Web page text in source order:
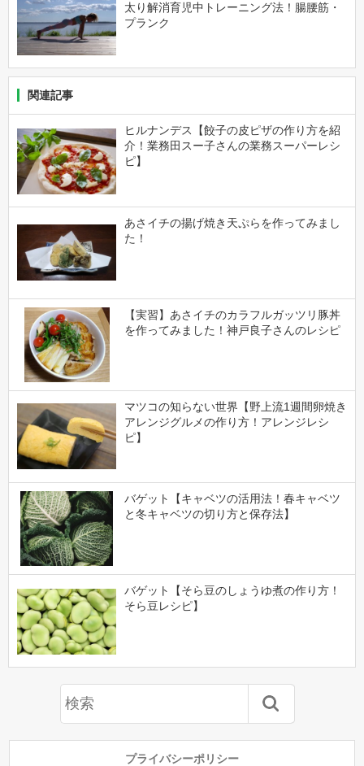
太り解消育児中トレーニング法！腸腰筋・
プランク
関連記事
ヒルナンデス【餃子の皮ピザの作り方を紹
介！業務田スー子さんの業務スーパーレシ
ピ】
あさイチの揚げ焼き天ぷらを作ってみまし
た！
【実習】あさイチのカラフルガッツリ豚丼
を作ってみました！神戸良子さんのレシピ
マツコの知らない世界【野上流1週間卵焼き
アレンジグルメの作り方！アレンジレシ
ピ】
バゲット【キャベツの活用法！春キャベツ
と冬キャベツの切り方と保存法】
バゲット【そら豆のしょうゆ煮の作り方！
そら豆レシピ】
プライバシーポリシー